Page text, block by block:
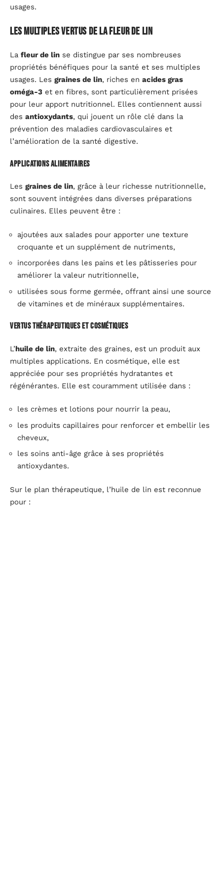
usages.
Les multiples vertus de la fleur de lin
La fleur de lin se distingue par ses nombreuses
propriétés bénéfiques pour la santé et ses multiples
usages. Les graines de lin, riches en acides gras
oméga-3 et en fibres, sont particulièrement prisées
pour leur apport nutritionnel. Elles contiennent aussi
des antioxydants, qui jouent un rôle clé dans la
prévention des maladies cardiovasculaires et
l’amélioration de la santé digestive.
Applications alimentaires
Les graines de lin, grâce à leur richesse nutritionnelle,
sont souvent intégrées dans diverses préparations
culinaires. Elles peuvent être :
ajoutées aux salades pour apporter une texture
croquante et un supplément de nutriments,
incorporées dans les pains et les pâtisseries pour
améliorer la valeur nutritionnelle,
utilisées sous forme germée, offrant ainsi une source
de vitamines et de minéraux supplémentaires.
Vertus thérapeutiques et cosmétiques
L’huile de lin, extraite des graines, est un produit aux
multiples applications. En cosmétique, elle est
appréciée pour ses propriétés hydratantes et
régénérantes. Elle est couramment utilisée dans :
les crèmes et lotions pour nourrir la peau,
les produits capillaires pour renforcer et embellir les
cheveux,
les soins anti-âge grâce à ses propriétés
antioxydantes.
Sur le plan thérapeutique, l’huile de lin est reconnue
pour :